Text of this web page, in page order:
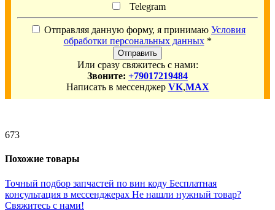
Telegram
Отправляя данную форму, я принимаю Условия
обработки персональных данных *
Отправить
Или сразу свяжитесь с нами:
Звоните: +79017219484
Написать в мессенджер VK,MAX
673
Похожие товары
Точный подбор запчастей по вин коду Бесплатная
консультация в мессенджерах Не нашли нужный товар?
Свяжитесь с нами!